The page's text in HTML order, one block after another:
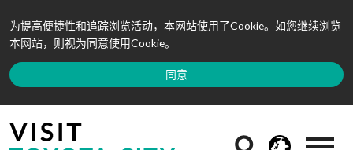
为提高便捷性和追踪浏览活动，本网站使用了Cookie。如您继续浏览
本网站，则视为同意使用Cookie。
同意